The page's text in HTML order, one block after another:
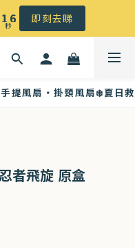
全港免運
1
0
6
5
4
2
秒 即刻去睇
$500 全港免運
手提風扇・掛頸風扇❄️夏日
者飛旋 原盒